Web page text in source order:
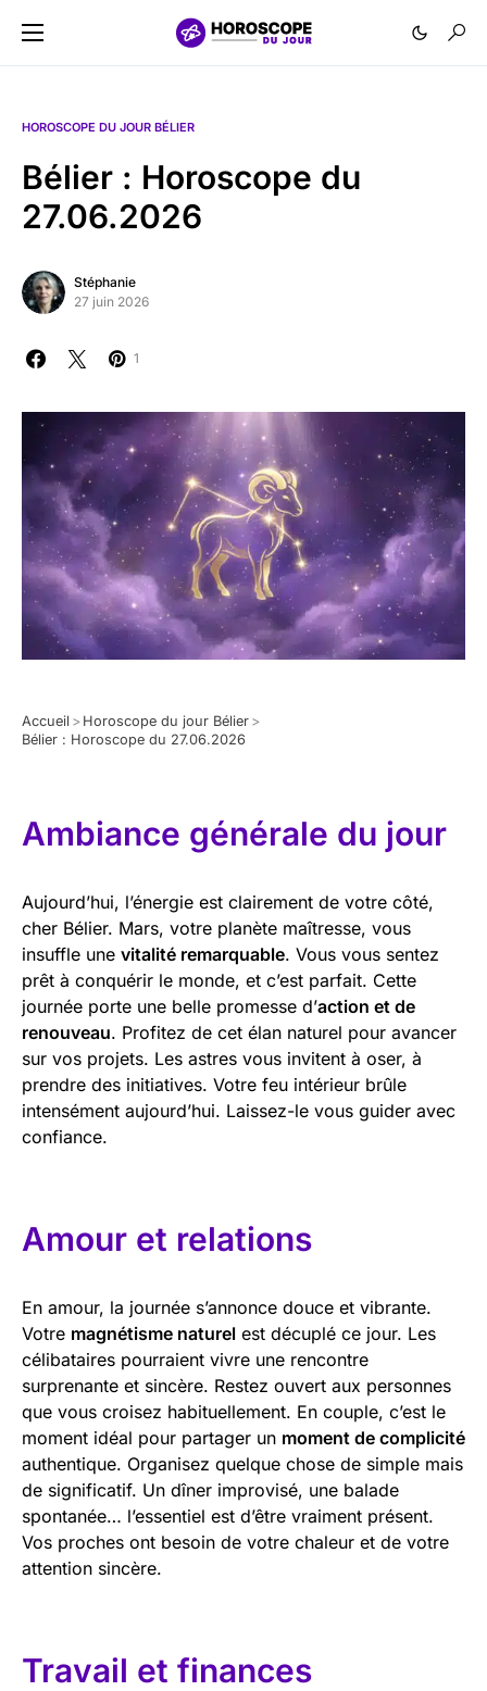
HOROSCOPE DU JOUR BÉLIER
Bélier : Horoscope du
27.06.2026
Stéphanie
27 juin 2026
1
Accueil > Horoscope du jour Bélier >
Bélier : Horoscope du 27.06.2026
Ambiance générale du jour
Aujourd’hui, l’énergie est clairement de votre côté,
cher Bélier. Mars, votre planète maîtresse, vous
insuffle une vitalité remarquable. Vous vous sentez
prêt à conquérir le monde, et c’est parfait. Cette
journée porte une belle promesse d’action et de
renouveau. Profitez de cet élan naturel pour avancer
sur vos projets. Les astres vous invitent à oser, à
prendre des initiatives. Votre feu intérieur brûle
intensément aujourd’hui. Laissez-le vous guider avec
confiance.
Amour et relations
En amour, la journée s’annonce douce et vibrante.
Votre magnétisme naturel est décuplé ce jour. Les
célibataires pourraient vivre une rencontre
surprenante et sincère. Restez ouvert aux personnes
que vous croisez habituellement. En couple, c’est le
moment idéal pour partager un moment de complicité
authentique. Organisez quelque chose de simple mais
de significatif. Un dîner improvisé, une balade
spontanée… l’essentiel est d’être vraiment présent.
Vos proches ont besoin de votre chaleur et de votre
attention sincère.
Travail et finances